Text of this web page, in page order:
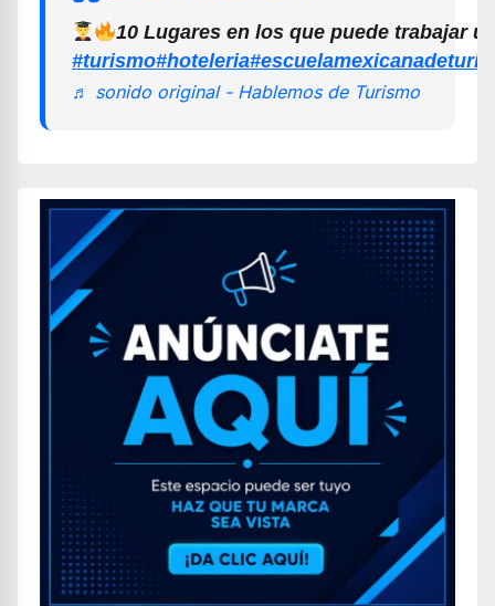
10 Lugares en los que puede trabajar
#turismo#hoteleria
♬ sonido original - Hablemos de Turismo